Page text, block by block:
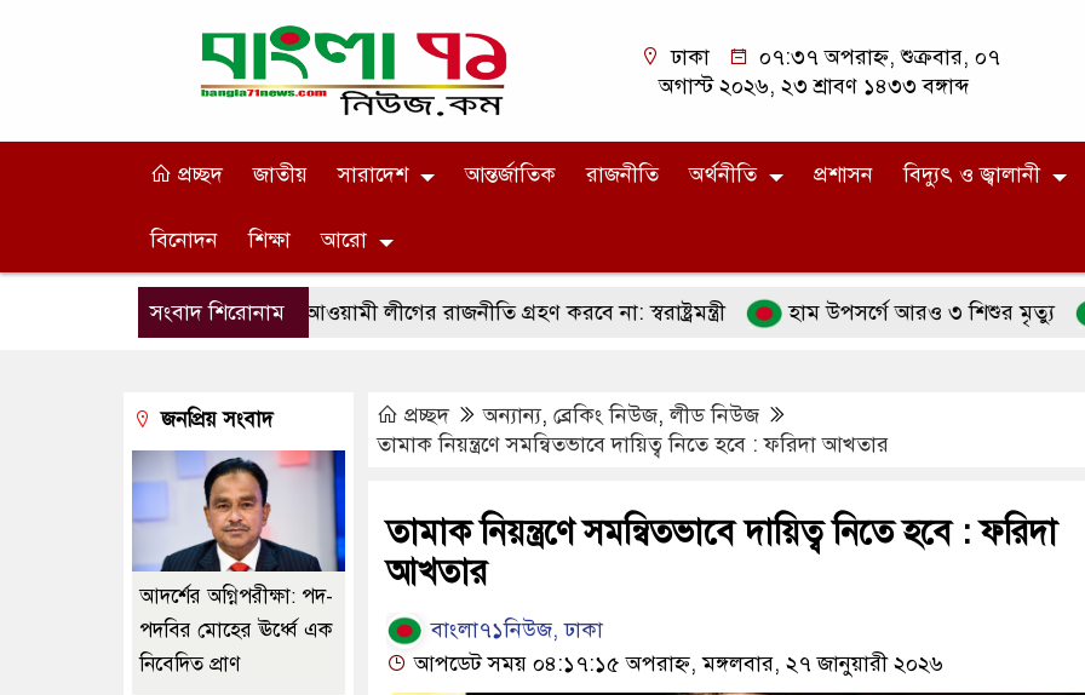
ঢাকা
০৭:৩৭ অপরাহ্ন, শুক্রবার, ০৭
অগাস্ট ২০২৬, ২৩ শ্রাবণ ১৪৩৩ বঙ্গাব্দ
প্রচ্ছদ জাতীয় সারাদেশ আন্তর্জাতিক রাজনীতি অর্থনীতি প্রশাসন বিদ্যুৎ ও জ্বালানী
বিনোদন শিক্ষা আরো
সংবাদ শিরোনাম
দেশের মানুষ আওয়ামী লীগের রাজনীতি গ্রহণ করবে না: স্বরাষ্ট্রমন্ত্রী হাম উপসর্গে আরও ৩ শিশুর মৃত্যু
প্রচ্ছদ অন্যান্য, ব্রেকিং নিউজ,লীড নিউজ
তামাক নিয়ন্ত্রণে সমন্বিতভাবে দায়িত্ব নিতে হবে : ফরিদা আখতার
তামাক নিয়ন্ত্রণে সমন্বিতভাবে দায়িত্ব নিতে হবে : ফরিদা
আখতার
বাংলা৭১নিউজ, ঢাকা
আপডেট সময় ০৪:১৭:১৫ অপরাহ্ন, মঙ্গলবার, ২৭ জানুয়ারী ২০২৬
জনপ্রিয় সংবাদ
আদর্শের অগ্নিপরীক্ষা: পদ-
পদবির মোহের ঊর্ধ্বে এক
নিবেদিত প্রাণ